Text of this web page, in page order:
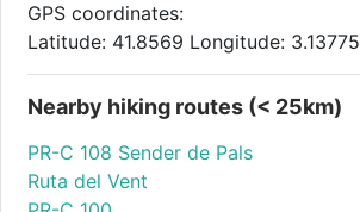
GPS coordinates:
Latitude: 41.8569 Longitude: 3.13775
Nearby hiking routes (< 25km)
PR-C 108 Sender de Pals
Ruta del Vent